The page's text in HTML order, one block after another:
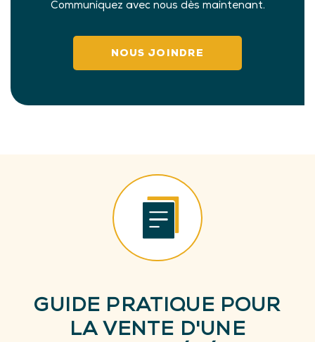
Communiquez avec nous dès maintenant.
NOUS JOINDRE
GUIDE PRATIQUE POUR
LA VENTE D'UNE